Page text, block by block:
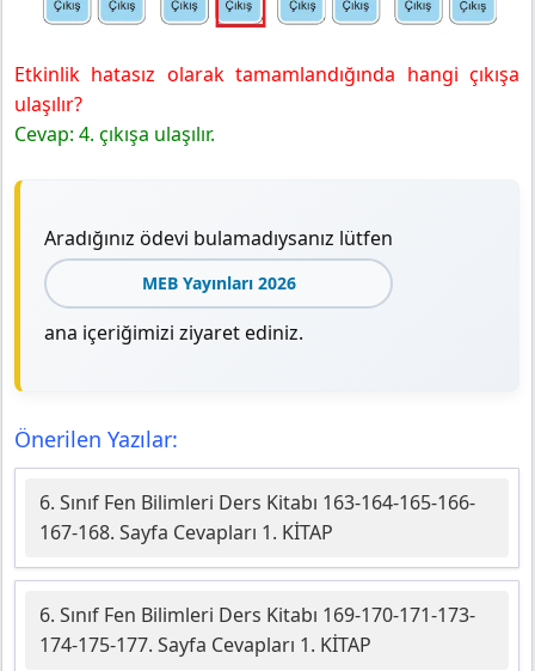
Etkinlik hatasız olarak tamamlandığında hangi çıkışa
ulaşılır?
Cevap: 4. çıkışa ulaşılır.
Aradığınız ödevi bulamadıysanız lütfen
MEB Yayınları 2026
ana içeriğimizi ziyaret ediniz.
Önerilen Yazılar:
6. Sınıf Fen Bilimleri Ders Kitabı 163-164-165-166-
167-168. Sayfa Cevapları 1. KİTAP
6. Sınıf Fen Bilimleri Ders Kitabı 169-170-171-173-
174-175-177. Sayfa Cevapları 1. KİTAP